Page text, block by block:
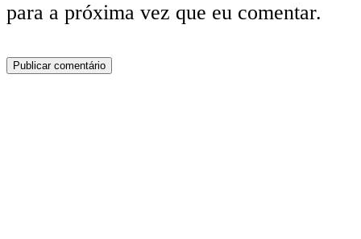
para a próxima vez que eu comentar.